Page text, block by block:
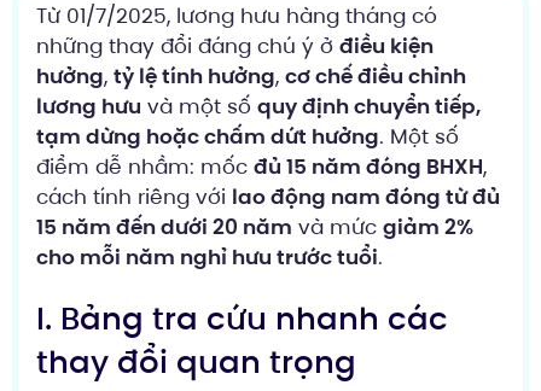
Từ 01/7/2025, lương hưu hàng tháng có
những thay đổi đáng chú ý ở điều kiện
hưởng, tỷ lệ tính hưởng, cơ chế điều chỉnh
lương hưu và một số quy định chuyển tiếp,
tạm dừng hoặc chấm dứt hưởng. Một số
điểm dễ nhầm: mốc đủ 15 năm đóng BHXH,
cách tính riêng với lao động nam đóng từ đủ
15 năm đến dưới 20 năm và mức giảm 2%
cho mỗi năm nghỉ hưu trước tuổi.
I. Bảng tra cứu nhanh các
thay đổi quan trọng